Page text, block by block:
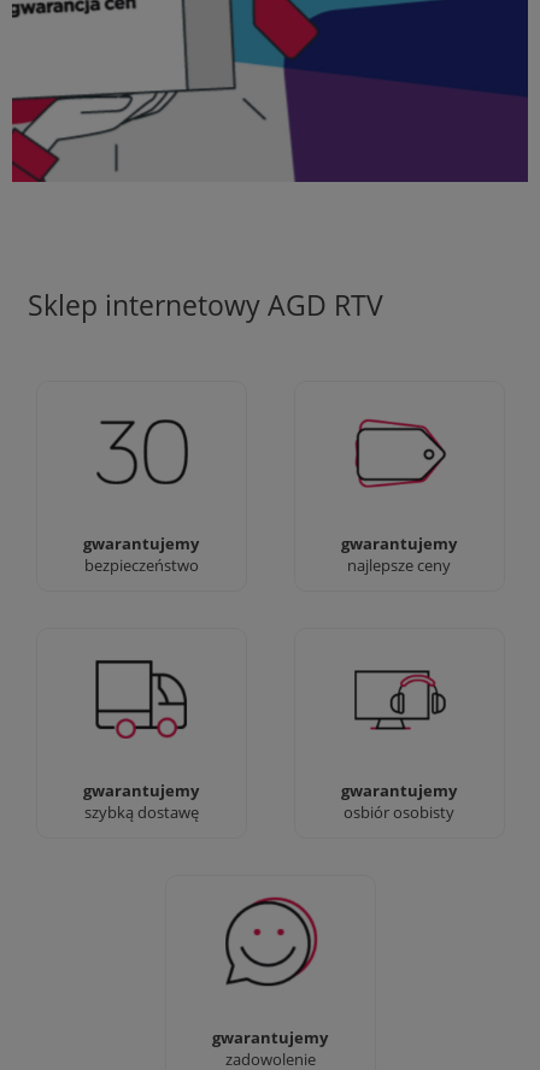
Sklep internetowy AGD RTV
gwarantujemy
bezpieczeństwo
Jesteśmy firmą z 30-
gwarantujemy
najlepsze ceny
Ciężko pracujemy aby
zapewnić najlepsze
gwarantujemy
szybką dostawę
90% dostaw następnego
dnia, bez dopłat!
gwarantujemy
osbiór osobisty
Jesteśmy prawdziwi :)
możesz przyjść i
gwarantujemy
zadowolenie
Sprawdź nasze 100%
zadowolenia Klientów